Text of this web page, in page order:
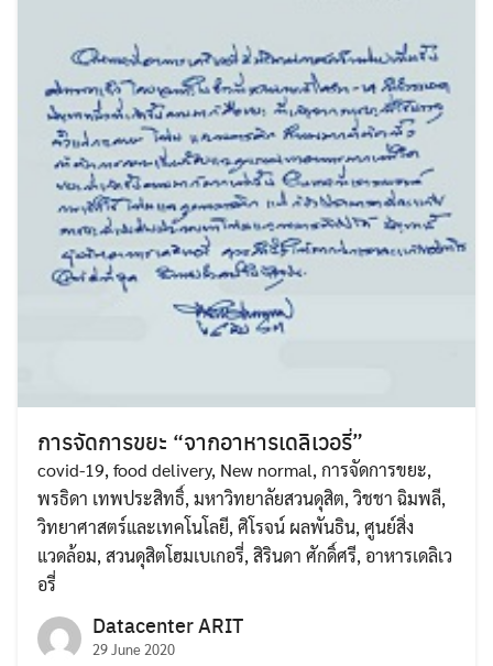
การจัดการขยะ “จากอาหารเดลิเวอรี่”
covid-19, food delivery, New normal, การจัดการขยะ,
พรธิดา เทพประสิทธิ์, มหาวิทยาลัยสวนดุสิต,วิชชา ฉิมพลี,
วิทยาศาสตร์และเทคโนโลยี, ศิโรจน์ ผลพันธิน, ศูนย์สิ่ง
แวดล้อม, สวนดุสิตโฮมเบเกอรี่, สิรินดา ศักดิ์ศรี, อาหารเดลิเว
อรี่
Datacenter ARIT
29 June 2020